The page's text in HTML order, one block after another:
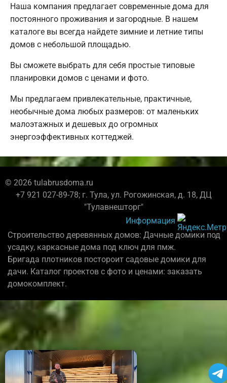
Наша компания предлагает современные дома для
постоянного проживания и загородные. В нашем
каталоге вы всегда найдете зимние и летние типы
домов с небольшой площадью.
Вы сможете выбрать для себя простые типовые
планировки домов с ценами и фото.
Мы предлагаем привлекательные, практичные,
необычные дома любых размеров: от маленьких
малоэтажных и дешевых до огромных
энергоэффективных коттеджей.
© 2026 tulabrusdoma.ru
+7 921 027-89-78; г. Тула, ул. Рогожинская, д. 18, ДЦ
"Тулавнешторг"
Информация
Строительство деревянных домов: Дачные домики под
усадку, каркасные дома под ключ для пмж.
Бригада плотников постороит садовые домики для
дачи. Каталог проектов с фото и ценами: заказать
домокомплект.